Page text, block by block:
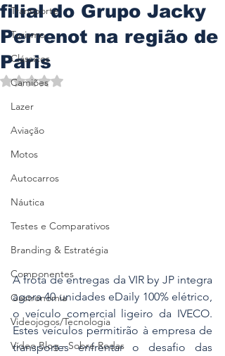
Transporte
Turismo
Clássicos
Camiões
Lazer
Aviação
Motos
Autocarros
Náutica
Testes e Comparativos
Branding & Estratégia
Componentes
Gastronomia
Videojogos/Tecnologia
Vídeo Blog - Sobre Rodas
filial do Grupo Jacky
Perrenot na região de
Paris
Avaliado com NaN de 5 estrelas.
A frota de entregas da VIR by JP integra
agora 40 unidades eDaily 100% elétrico,
o veículo comercial ligeiro da IVECO.
Estes veículos permitirão à empresa de
transportes enfrentar o desafio das